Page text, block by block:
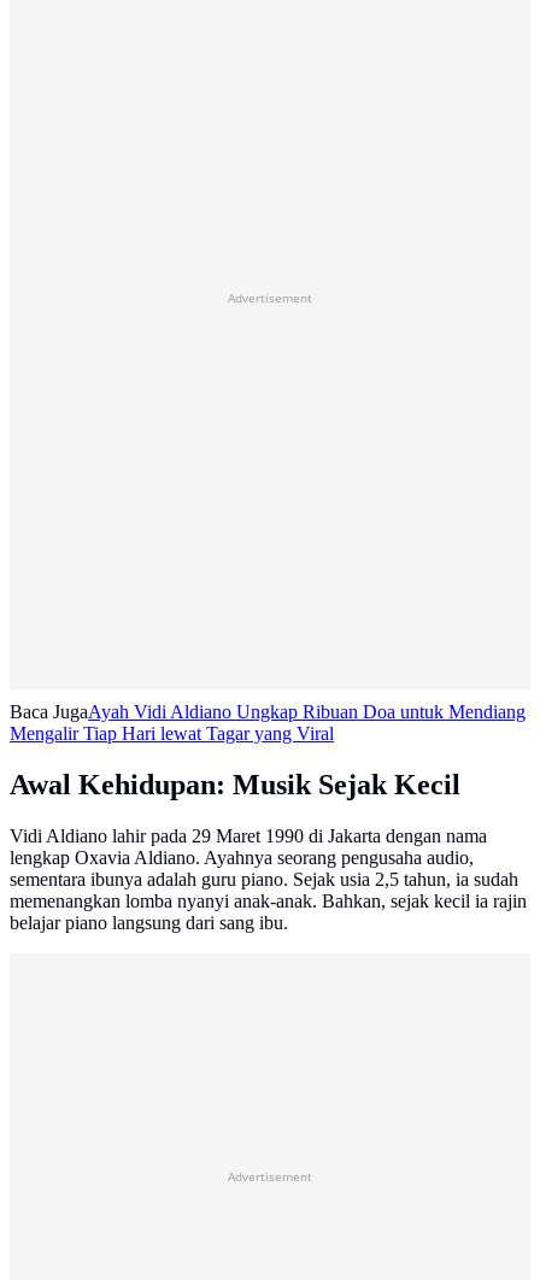
Advertisement
Baca JugaAyah Vidi Aldiano Ungkap Ribuan Doa untuk Mendiang
Mengalir Tiap Hari lewat Tagar yang Viral
Awal Kehidupan: Musik Sejak Kecil
Vidi Aldiano lahir pada 29 Maret 1990 di Jakarta dengan nama
lengkap Oxavia Aldiano. Ayahnya seorang pengusaha audio,
sementara ibunya adalah guru piano. Sejak usia 2,5 tahun, ia sudah
memenangkan lomba nyanyi anak-anak. Bahkan, sejak kecil ia rajin
belajar piano langsung dari sang ibu.
Advertisement